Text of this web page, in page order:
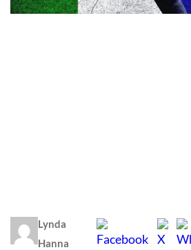
Lynda
Hanna